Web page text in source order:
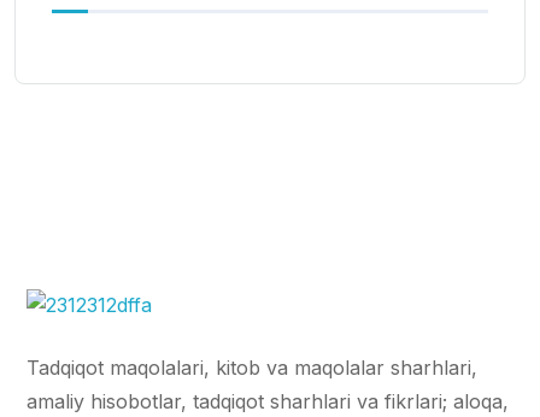
Tadqiqot maqolalari, kitob va maqolalar sharhlari,
amaliy hisobotlar, tadqiqot sharhlari va fikrlari; aloqa,